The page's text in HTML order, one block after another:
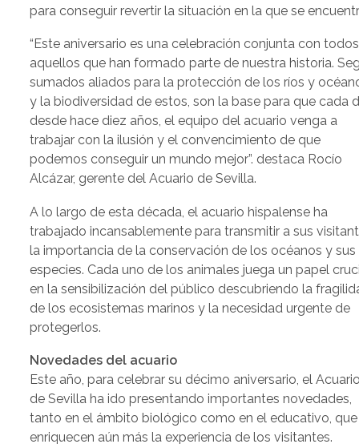
para conseguir revertir la situación en la que se
“Este aniversario es una celebración conjunta con todos
aquellos que han formado parte de nuestra historia.
sumados aliados para la protección de los ríos y
y la biodiversidad de estos, son la base para que cada
desde hace diez años, el equipo del acuario venga a
trabajar con la ilusión y el convencimiento de que
podemos conseguir un mundo mejor”. destaca Rocío
Alcázar, gerente del Acuario de Sevilla.
A lo largo de esta década, el acuario hispalense ha
trabajado incansablemente para transmitir a sus
la importancia de la conservación de los océanos y sus
especies. Cada uno de los animales juega un papel
en la sensibilización del público descubriendo la
de los ecosistemas marinos y la necesidad urgente de
protegerlos.
Novedades del acuario
Este año, para celebrar su décimo aniversario, el
de Sevilla ha ido presentando importantes novedades,
tanto en el ámbito biológico como en el educativo, que
enriquecen aún más la experiencia de los visitantes.